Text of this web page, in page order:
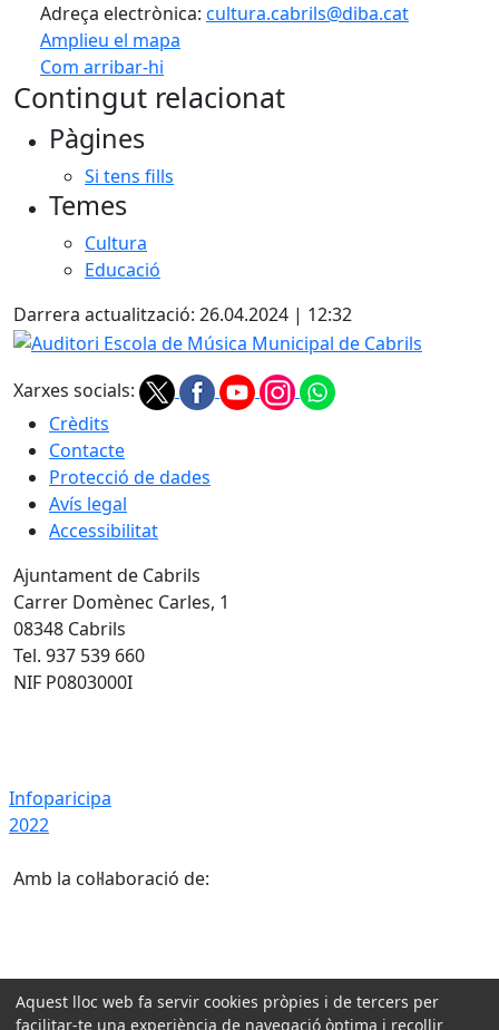
Adreça electrònica: cultura.cabrils@diba.cat
Amplieu el mapa
Com arribar-hi
+
Contingut relacionat
Pàgines
Si tens fills
Temes
Cultura
Educació
Darrera actualització: 26.04.2024 | 12:32
Auditori Escola de Música Municipal de Cabrils
Xarxes socials:
Crèdits
Contacte
Protecció de dades
Avís legal
Accessibilitat
Ajuntament de Cabrils
Carrer Domènec Carles, 1
08348 Cabrils
Tel. 937 539 660
NIF P0803000I
Infoparicipa
2022
Amb la col·laboració de:
Aquest lloc web fa servir cookies pròpies i de tercers per
facilitar-te una experiència de navegació òptima i recollir